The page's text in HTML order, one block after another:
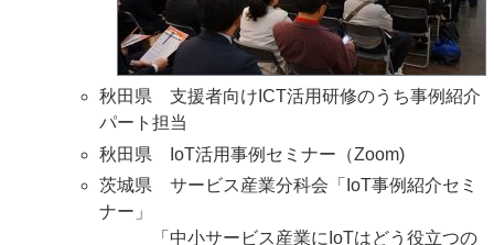
秋田県 支援者向けICT活用研修のうち事例紹介
パート担当
秋田県 IoT活用事例セミナー（Zoom)
茨城県 サービス産業分科会「IoT事例紹介セミ
ナー」
「中小サービス産業にIoTはどう役立つの